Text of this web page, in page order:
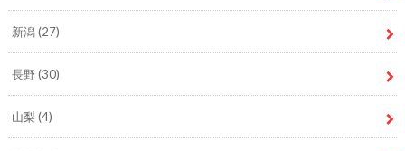
新潟(27)
長野(30)
山梨 (4)